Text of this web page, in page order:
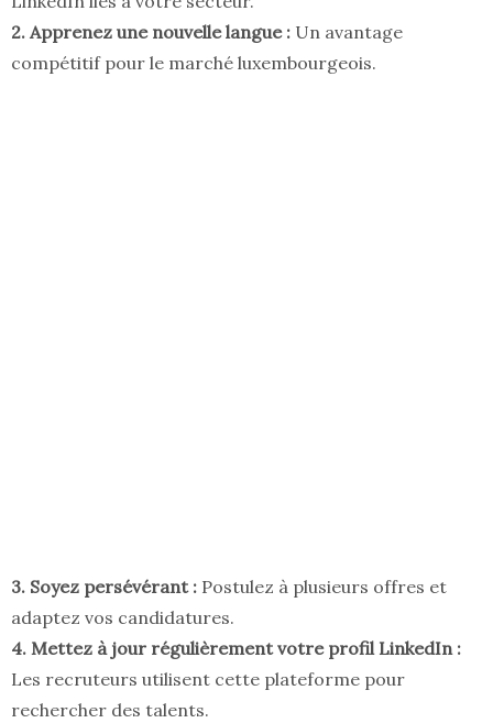
2. Apprenez une nouvelle langue : Un avantage
compétitif pour le marché luxembourgeois.
3. Soyez persévérant : Postulez à plusieurs offres et
adaptez vos candidatures.
4. Mettez à jour régulièrement votre profil LinkedIn :
Les recruteurs utilisent cette plateforme pour
rechercher des talents.